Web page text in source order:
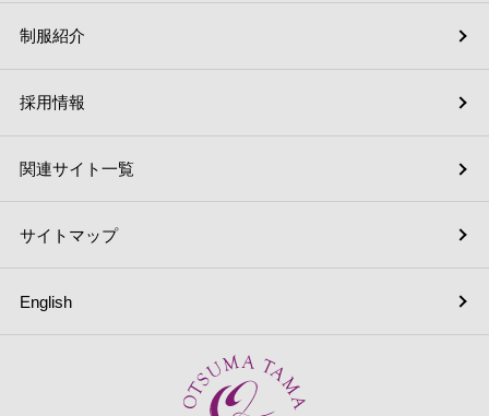
採用情報
English
関連サイト一覧
制服紹介
サイトマップ